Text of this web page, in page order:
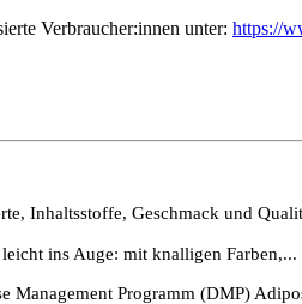
Verbraucher:innen unter: https://
Inhaltsstoffe, Geschmack und
ins Auge: mit knalligen Farben,...
Management Programm (DMP)